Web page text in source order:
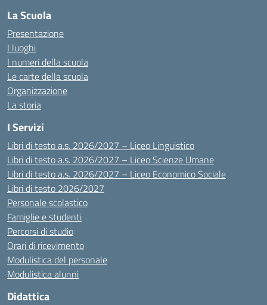
La Scuola
Presentazione
I luoghi
I numeri della scuola
Le carte della scuola
Organizzazione
La storia
I Servizi
Libri di testo a.s. 2026/2027 – Liceo Linguistico
Libri di testo a.s. 2026/2027 – Liceo Scienze Umane
Libri di testo a.s. 2026/2027 – Liceo Economico Sociale
Libri di testo 2026/2027
Personale scolastico
Famiglie e studenti
Percorsi di studio
Orari di ricevimento
Modulistica del personale
Modulistica alunni
Didattica